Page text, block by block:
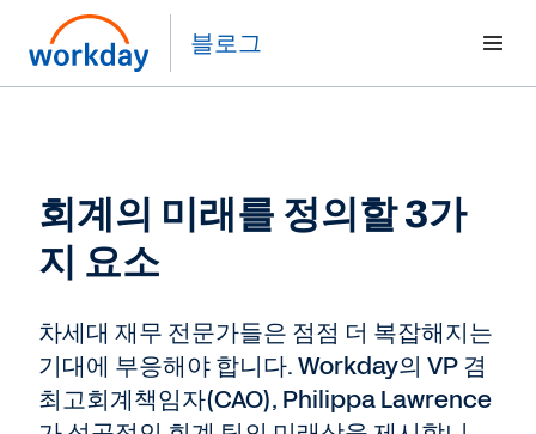
블로그
회계의 미래를 정의할 3가
지 요소
차세대 재무 전문가들은 점점 더 복잡해지는
기대에 부응해야 합니다. Workday의 VP 겸
최고회계책임자(CAO), Philippa Lawrence